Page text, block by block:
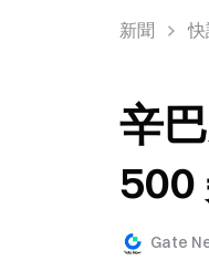
新聞
辛
500
Gate